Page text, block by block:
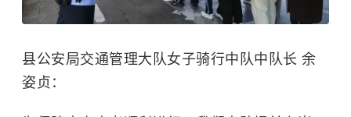
县公安局交通管理大队女子骑行中队中队长 余
姿贞：